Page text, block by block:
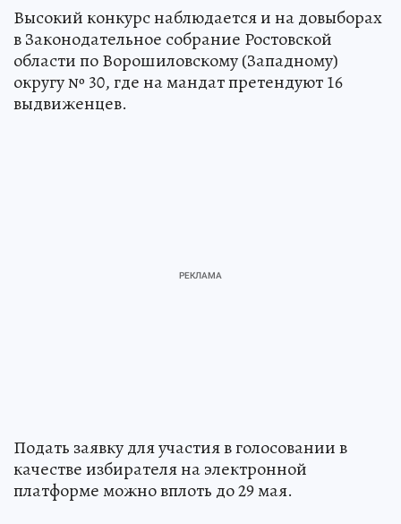
Высокий конкурс наблюдается и на довыборах
в Законодательное собрание Ростовской
области по Ворошиловскому (Западному)
округу № 30, где на мандат претендуют 16
выдвиженцев.
Подать заявку для участия в голосовании в
качестве избирателя на электронной
платформе можно вплоть до 29 мая.